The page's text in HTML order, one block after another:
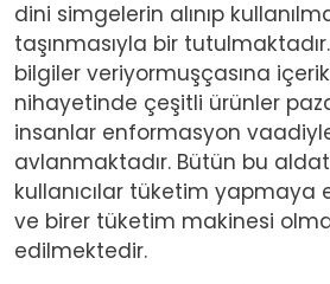
dini simgelerin alınıp
taşınmasıyla bir
bilgiler veriyormuşçasına
nihayetinde çeşitli ürünler
insanlar enformasyon
avlanmaktadır. Bütün bu
kullanıcılar tüketim yapmaya
ve birer tüketim makinesi
edilmektedir.